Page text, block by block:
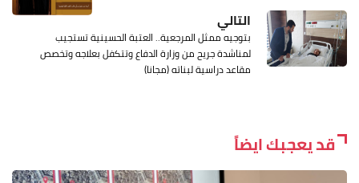
التالي
بتوجيه ممثل المرجعية.. العتبة الحسينية تستجيب
لمناشدة جريح من وزارة الدفاع وتتكفل بعلاجه وتخصص
مقاعد دراسية لبناته (مجانا)
قد يعجبك ايضاً